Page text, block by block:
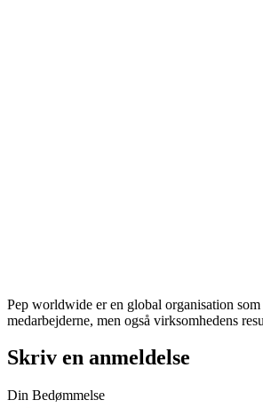
Pep worldwide er en global organisation
medarbejderne, men også virksomhedens
Skriv en anmeldelse
Din Bedømmelse